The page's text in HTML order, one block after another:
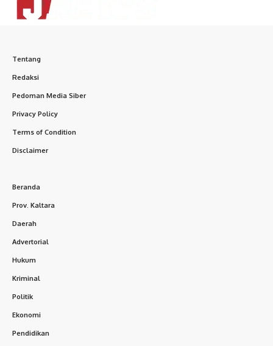
Tentang
Redaksi
Pedoman Media Siber
Privacy Policy
Terms of Condition
Disclaimer
Beranda
Prov. Kaltara
Daerah
Advertorial
Hukum
Kriminal
Politik
Ekonomi
Pendidikan